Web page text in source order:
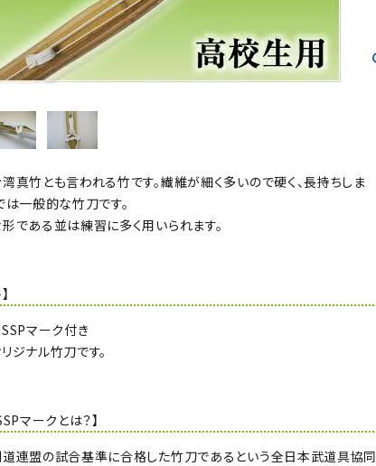
真竹とも言われる竹です。繊維が細く多いので硬く、長持ちしま
は一般的な竹刀です。
である並は練習に多く用いられます。
マーク付き
ジナル竹刀です。
マークとは？】
連盟の試合基準に合格した竹刀であるという全日本武道具協同